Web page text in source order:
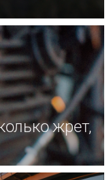
жрет,